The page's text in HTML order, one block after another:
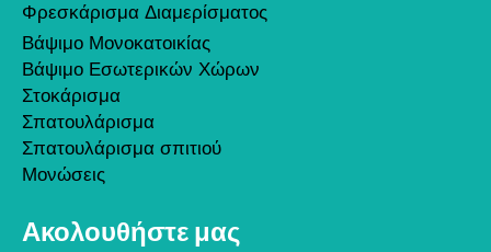
Φρεσκάρισμα Διαμερίσματος
Βάψιμο Μονοκατοικίας
Βάψιμο Εσωτερικών Χώρων
Στοκάρισμα
Σπατουλάρισμα
Σπατουλάρισμα σπιτιού
Μονώσεις
Ακολουθήστε μας